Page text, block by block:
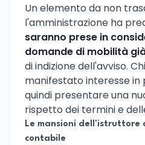
Un elemento da non
l'amministrazione ha
saranno prese in
domande di mobilità
di indizione dell'avviso.
manifestato interesse in
quindi presentare una
rispetto dei termini e
Le mansioni dell'istruttore
contabile